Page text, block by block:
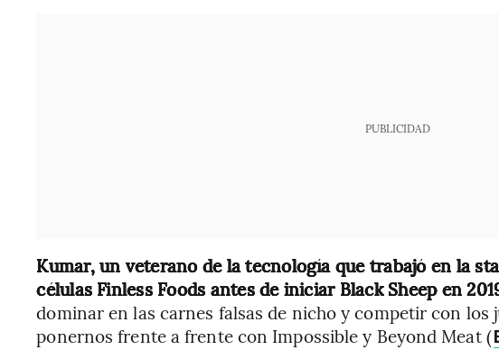
PUBLICIDAD
Kumar, un veterano de la tecnología que trabajó en la
células Finless Foods antes de iniciar Black Sheep en
dominar en las carnes falsas de nicho y competir con los
ponernos frente a frente con Impossible y Beyond Meat (